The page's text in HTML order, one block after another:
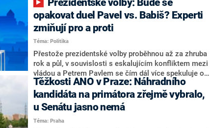
ministryně spravedlnosti ODS Eva Decroix. V
rozhovoru pro CNN Prima NEWS si nebrala servítky
ohledně politického výkonu svého nástupce Jeronýma
Tejce (za ANO) či vládní zmocněnkyně pro lidská
práva Taťány Malé (ANO). Označením „svoloč“ na
adresu vlády prý byla ještě hodná. Decroix se také
vrátila k volební porážce koalice Spolu či promluvila o
hnutí Naše Česko Martina Kuby.
opakovat duel Pavel vs. Babiš? Experti
zmiňují pro a proti
Téma: Politika
Přestože prezidentské volby proběhnou až za zhruba
rok a půl, v souvislosti s eskalujícím konfliktem mezi
vládou a Petrem Pavlem se čím dál více spekuluje o
tom, koho by do bitvy o Hrad mohla vyslat současná
koalice. Někteří političtí komentátoři znovu vytahují
jméno premiéra Andreje Babiše (ANO). Jak moc je
pravděpodobné, že se v prezidentských volbách 2028
bude znovu opakovat souboj z roku 2023?
Těžkosti ANO v Praze: Náhradního
kandidáta na primátora zřejmě vybralo,
u Senátu jasno nemá
Téma: Praha